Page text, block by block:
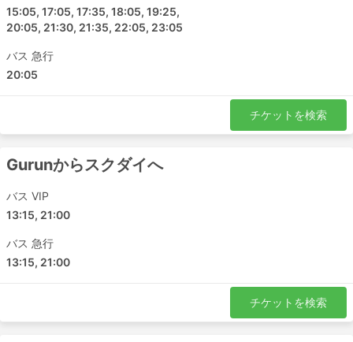
15:05, 17:05, 17:35, 18:05, 19:25,
20:05, 21:30, 21:35, 22:05, 23:05
バス 急行
20:05
チケットを検索
Gurunからスクダイへ
バス VIP
13:15, 21:00
バス 急行
13:15, 21:00
チケットを検索